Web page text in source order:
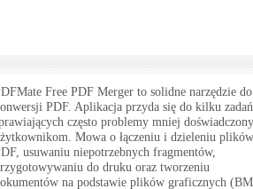
Free PDF Merger to solidne narzędzie do
PDF. Aplikacja przyda się do kilku
często problemy mniej
Mowa o łączeniu i dzieleniu plików
usuwaniu niepotrzebnych fragmentów,
do druku oraz tworzeniu
na podstawie plików graficznych